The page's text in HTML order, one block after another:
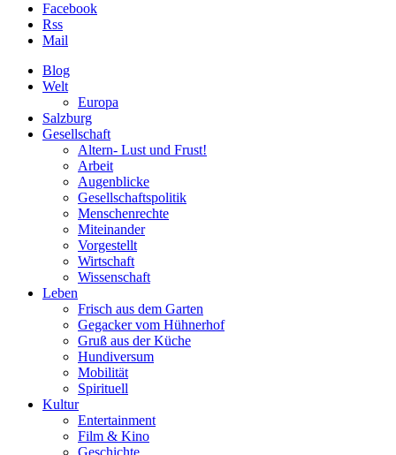
Facebook
Rss
Mail
Blog
Welt
Europa
Salzburg
Gesellschaft
Altern- Lust und Frust!
Arbeit
Augenblicke
Gesellschaftspolitik
Menschenrechte
Miteinander
Vorgestellt
Wirtschaft
Wissenschaft
Leben
Frisch aus dem Garten
Gegacker vom Hühnerhof
Gruß aus der Küche
Hundiversum
Mobilität
Spirituell
Kultur
Entertainment
Film & Kino
Geschichte